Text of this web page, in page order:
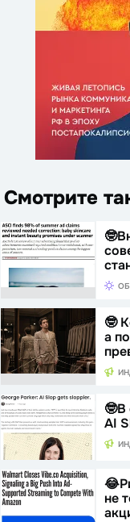
Смотрите
🤓
а
🤓В
AI
не